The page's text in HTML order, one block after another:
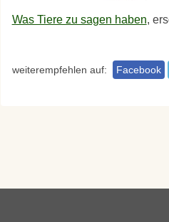
Was Tiere zu sagen haben,
weiterempfehlen auf: Facebook